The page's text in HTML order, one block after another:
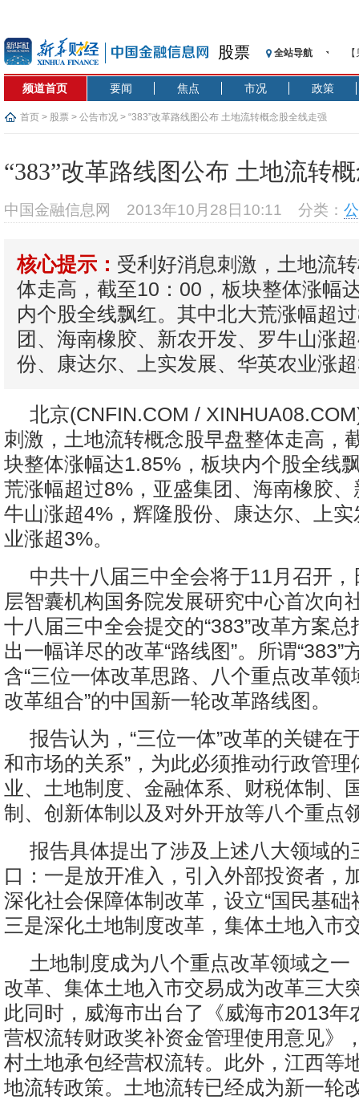
股票 全站导航
记
央
沥
济
频道首页 要闻 焦点 市况 政策
首页 > 股票 > 公告市况 > “383”改革路线图公布 土地流转概念股全线走强
“383”改革路线图公布 土地流转
中国金融信息网 2013年10月28日10:11 分类：
核心提示： 受利好消息刺激，土地流
体走高，截至10：00，板块整体涨幅
内个股全线飘红。其中北大荒涨幅超
团、海南橡胶、新农开发、罗牛山涨
份、康达尔、上实发展、华英农业涨
北京(CNFIN.COM /
刺激，土地流转概念股早盘整体走高，
块整体涨幅达1.85%，板块内个股全线
荒涨幅超过8%，亚盛集团、海南橡胶
牛山涨超4%，辉隆股份、康达尔、上
业涨超3%。
中共十八届三中全会将于11月召开
层智囊机构国务院发展研究中心首次向
十八届三中全会提交的“383”改革方案
出一幅详尽的改革“路线图”。所谓“383”
含“三位一体改革思路、八个重点改革
改革组合”的中国新一轮改革路线图。
报告认为，“三位一体”改革的关键在
和市场的关系”，为此必须推动行政管理
业、土地制度、金融体系、财税体制、
制、创新体制以及对外开放等八个重点
报告具体提出了涉及上述八大领域的
口：一是放开准入，引入外部投资者，
深化社会保障体制改革，设立“国民基础
三是深化土地制度改革，集体土地入市
土地制度成为八个重点改革领域之一
改革、集体土地入市交易成为改革三大
此同时，威海市出台了《威海市2013年
营权流转财政奖补资金管理使用意见》
村土地承包经营权流转。此外，江西等
地流转政策。土地流转已经成为新一轮